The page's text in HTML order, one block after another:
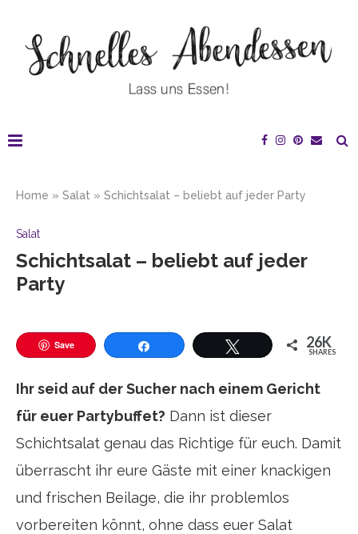
Home » Salat » Schichtsalat – beliebt auf jeder Party
Salat
Schichtsalat – beliebt auf jeder
Party
Save 26K
SHARES
Ihr seid auf der Sucher nach einem Gericht
für euer Partybuffet? Dann ist dieser
Schichtsalat genau das Richtige für euch. Damit
überrascht ihr eure Gäste mit einer knackigen
und frischen Beilage, die ihr problemlos
vorbereiten könnt, ohne dass euer Salat